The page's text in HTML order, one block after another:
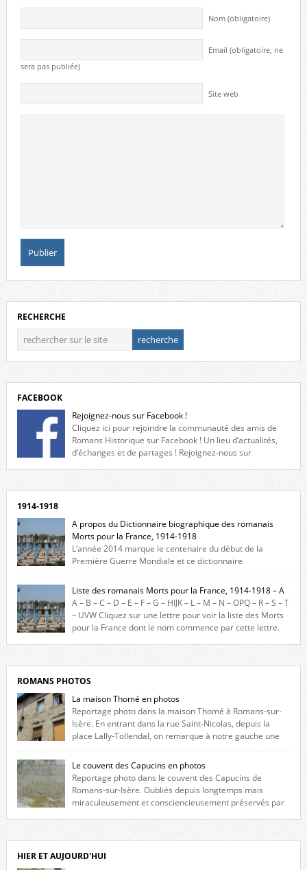
Nom (obligatoire)
Email (obligatoire, ne
sera pas publiée)
Site web
RECHERCHE
FACEBOOK
Rejoignez-nous sur Facebook !
Cliquez ici pour rejoindre la communauté des amis de
Romans Historique sur Facebook ! Un lieu d’actualités,
d’échanges et de partages ! Rejoignez-nous sur
1914-1918
A propos du Dictionnaire biographique des romanais
Morts pour la France, 1914-1918
L’année 2014 marque le centenaire du début de la
Première Guerre Mondiale et ce dictionnaire
biographique veut rendre hommage aux romanais Morts pour la
France durant ce conflit. La base de cette recherche historique est
constituée des noms gravés sur les plaques commémoratives de
l’Hôtel de Ville, du lycée du Dauphiné et du lycée Triboulet, […]
Liste des romanais Morts pour la France, 1914-1918 – A
A – B – C – D – E – F – G – HIJK – L – M – N – OPQ – R – S – T
– UVW Cliquez sur une lettre pour voir la liste des Morts
pour la France dont le nom commence par cette lettre.
ROMANS PHOTOS
La maison Thomé en photos
Reportage photo dans la maison Thomé à Romans-sur-
Isère. En entrant dans la rue Saint-Nicolas, depuis la
place Lally-Tollendal, on remarque à notre gauche une
maison construite au XVIè siècle. Les deux façades sont ornées de
fenêtres jumelles à meneaux. Entre ces deux étages, on peut voir une
niche qui contient une statue de la Vierge. […]
Le couvent des Capucins en photos
Reportage photo dans le couvent des Capucins de
Romans-sur-Isère. Oubliés depuis longtemps mais
miraculeusement et consciencieusement préservés par
l’histoire de la redécouverte de vestiges du couvent des Capucins ! Petit
retour sur l’histoire […]
HIER ET AUJOURD'HUI